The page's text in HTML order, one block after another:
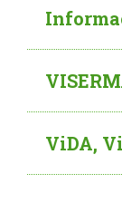
ViDA,